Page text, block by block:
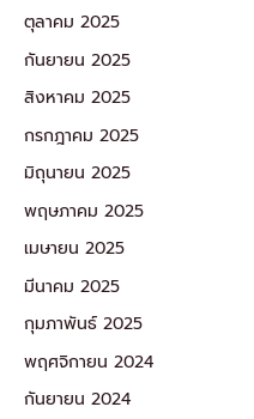
ตุลาคม 2025
กันยายน 2025
สิงหาคม 2025
กรกฎาคม 2025
มิถุนายน 2025
พฤษภาคม 2025
เมษายน 2025
มีนาคม 2025
กุมภาพันธ์ 2025
พฤศจิกายน 2024
กันยายน 2024